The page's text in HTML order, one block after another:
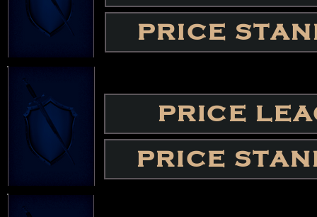
PRICE
PRICE
PRICE